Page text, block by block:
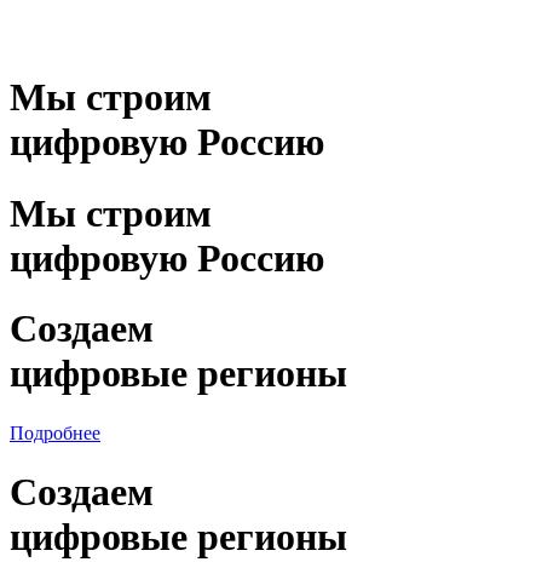
Мы строим
цифровую Россию
Мы строим
цифровую Россию
Создаем
цифровые регионы
Подробнее
Создаем
цифровые регионы